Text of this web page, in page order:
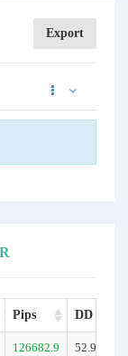
Export
Pips DD
126682.9 52.9%